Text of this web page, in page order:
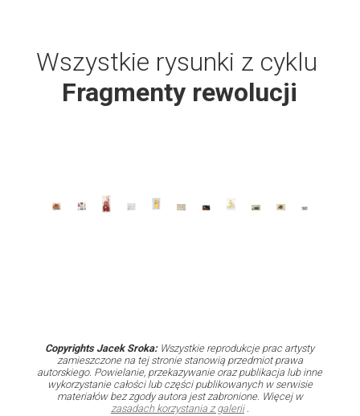
Wszystkie rysunki z cyklu
Fragmenty rewolucji
Copyrights Jacek Sroka:Wszystkie reprodukcje prac artysty
zamieszczone na tej stronie stanowią przedmiot prawa
autorskiego. Powielanie, przekazywanie oraz publikacja lub inne
wykorzystanie całości lub części publikowanych w serwisie
materiałów bez zgody autora jest zabronione. Więcej w
zasadach korzystania z galerii.